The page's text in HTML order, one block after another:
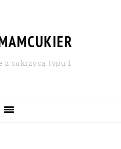
z cukrzycą typu 1